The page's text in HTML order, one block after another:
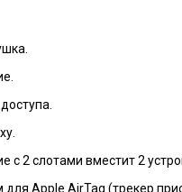
с 2 слотами вместит 2
Apple AirTag (трекер